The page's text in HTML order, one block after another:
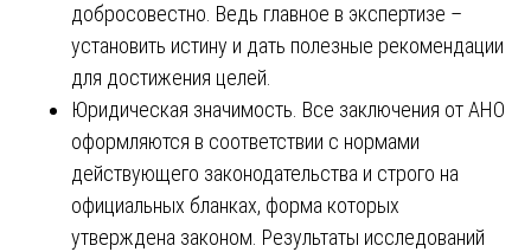
добросовестно. Ведь главное в экспертизе –
установить истину и дать полезные рекомендации
для достижения целей.
Юридическая значимость. Все заключения от АНО
оформляются в соответствии с нормами
действующего законодательства и строго на
официальных бланках, форма которых
утверждена законом. Результаты исследований